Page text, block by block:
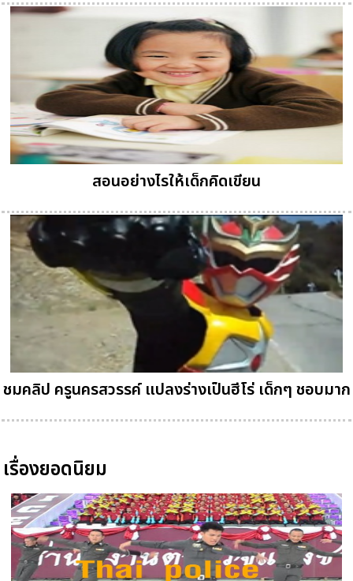
สอนอย่างไรให้เด็กคิดเขียน
ชมคลิป ครูนครสวรรค์ แปลงร่างเป็นฮีโร่ เด็กๆ ชอบมาก
เรื่องยอดนิยม